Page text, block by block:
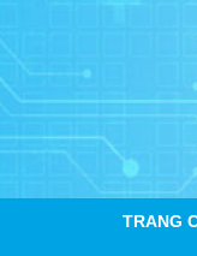
TRANG